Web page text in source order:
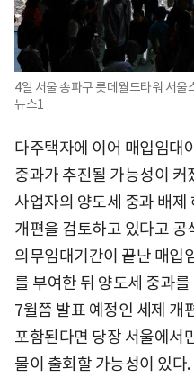
4일 서울 송파구 롯데월드타워 서울
뉴스1
다주택자에 이어 매입임대
중과가 추진될 가능성이
사업자의 양도세 중과 배
개편을 검토하고 있다고
의무임대기간이 끝난 매입
를 부여한 뒤 양도세 중과
7월쯤 발표 예정인 세제 개
포함된다면 당장 서울에서
물이 출회할 가능성이 있다.